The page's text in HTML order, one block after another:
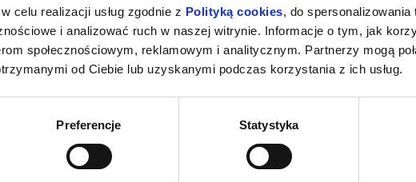
celu realizacji usług zgodnie z Polityką cookies, do
i analizować ruch w naszej witrynie. Informacje o tym, jak
społecznościowym, reklamowym i analitycznym. Partnerzy mogą
od Ciebie lub uzyskanymi podczas korzystania z ich usług.
Preferencje Statystyka
rencistom;
Ogólnopolskiej Karty Seniora;
Karty Dużej Rodziny;